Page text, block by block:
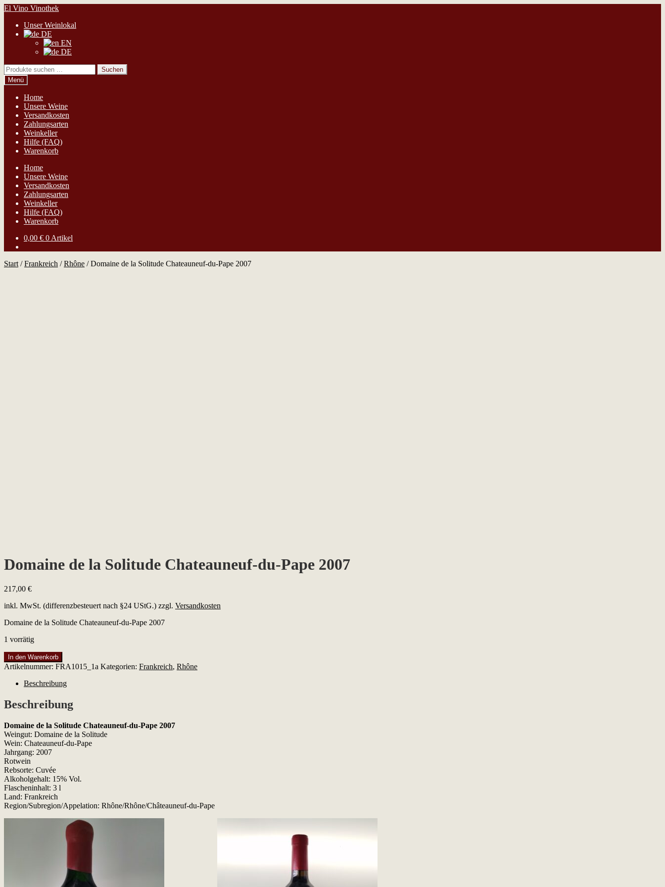
Zur
springen
Zum
springen
El Vino Vinothek
Unser Weinlokal
DE
EN
DE
Suchen
nach:
Suchen
Menü
Home
Unsere Weine
Versandkosten
Zahlungsarten
Weinkeller
Hilfe (FAQ)
Warenkorb
Home
Unsere Weine
Versandkosten
Zahlungsarten
Weinkeller
Hilfe (FAQ)
Warenkorb
0,00 € 0 Artikel
Start /Frankreich /Rhône /Domaine de la Solitude Chateauneuf-du-Pape 2007
Domaine de la Solitude Chateauneuf-du-Pape 2007
217,00 €
inkl. MwSt. (differenzbesteuert nach §24 UStG.) zzgl. Versandkosten
Domaine de la Solitude Chateauneuf-du-Pape 2007
1 vorrätig
Domaine
de
Solitude
du-
Pape
Menge
In den Warenkorb
Artikelnummer: FRA1015_1a Kategorien: Frankreich, Rhône
Beschreibung
Beschreibung
Domaine de la Solitude Chateauneuf-du-Pape 2007
Weingut: Domaine de la Solitude
Wein: Chateauneuf-du-Pape
Jahrgang: 2007
Rotwein
Rebsorte: Cuvée
Alkoholgehalt: 15% Vol.
Flascheninhalt: 3 l
Land: Frankreich
Region/Subregion/Appelation: Rhône/Rhône/Châteauneuf-du-Pape